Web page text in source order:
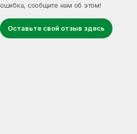
ошибка, сообщите нам об этом!
Оставьте свой отзыв здесь